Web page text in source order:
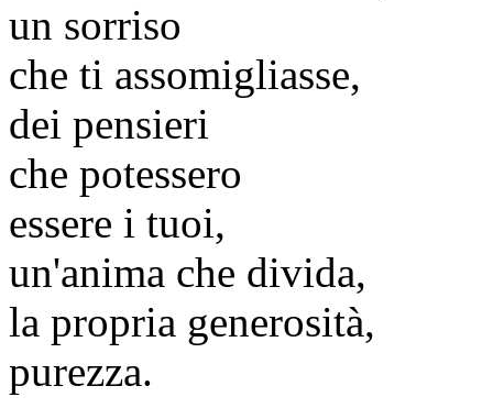
un sorriso
che ti assomigliasse,
dei pensieri
che potessero
essere i tuoi,
un'anima che divida,
la propria generosità,
purezza.